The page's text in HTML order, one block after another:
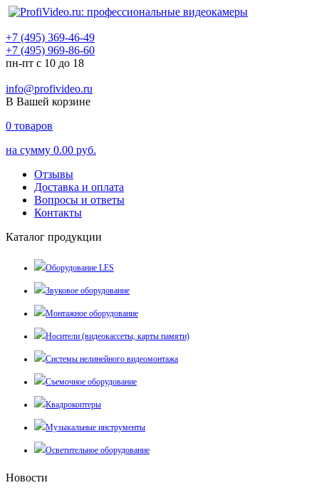
+7 (495) 369-46-49
+7 (495) 969-86-60
пн-пт с 10 до 18
info@profivideo.ru
В Вашей корзине
0 товаров
на сумму 0.00 руб.
Отзывы
Доставка и оплата
Вопросы и ответы
Контакты
Каталог продукции
Оборудование LES
Звуковое оборудование
Монтажное оборудование
Носители (видеокассеты, карты памяти)
Системы нелинейного видеомонтажа
Съемочное оборудование
Квадрокоптеры
Музыкальные инструменты
Осветительное оборудование
Новости